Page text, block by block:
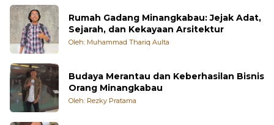
Rumah Gadang Minangkabau: Jejak Adat,
Sejarah, dan Kekayaan Arsitektur
Oleh: Muhammad Thariq Aulta
Budaya Merantau dan Keberhasilan Bisnis
Orang Minangkabau
Oleh: Rezky Pratama